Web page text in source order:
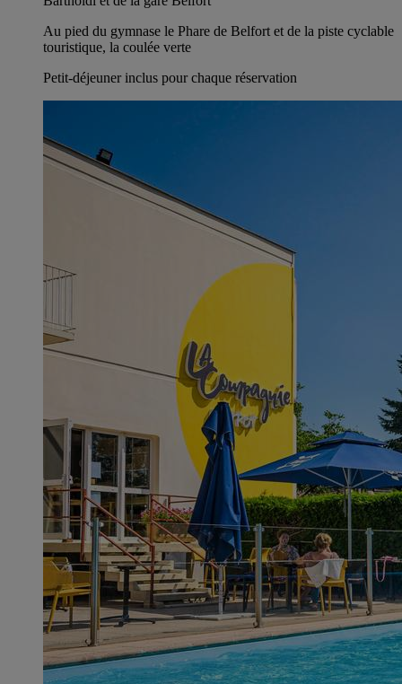
Au pied du gymnase le Phare de Belfort et de la piste cyclable
touristique, la coulée verte
Petit-déjeuner inclus pour chaque réservation